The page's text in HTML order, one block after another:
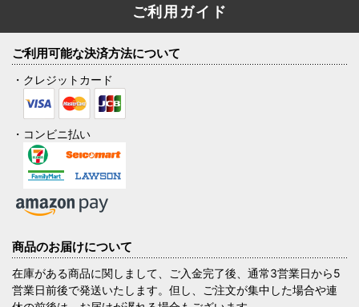
ご利用ガイド
ご利用可能な決済方法について
・クレジットカード
・コンビニ払い
商品のお届けについて
在庫がある商品に関しまして、ご入金完了後、通常3営業日から5
営業日前後で発送いたします。但し、ご注文が集中した場合や連